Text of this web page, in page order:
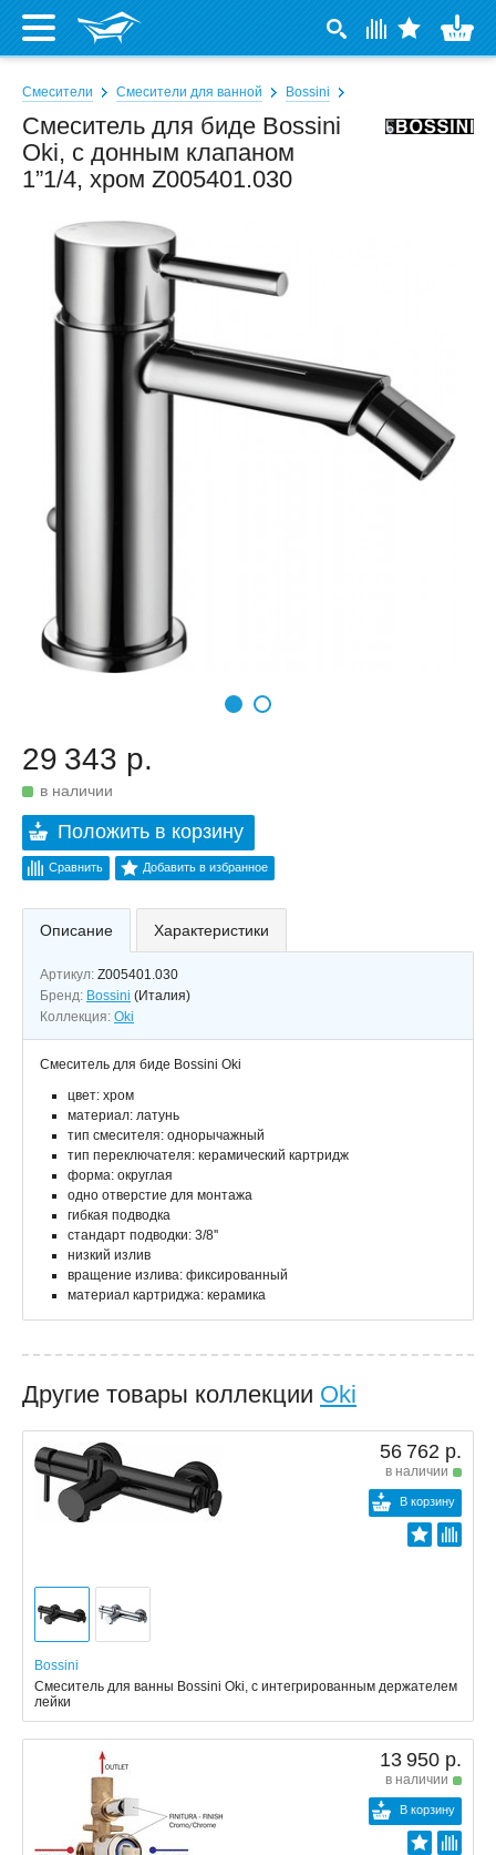
Смесители Смесители для ванной Bossini
Смеситель для биде Bossini
Oki, с донным клапаном
1”1/4, хром Z005401.030
29 343 р.
в наличии
Положить в корзину
Сравнить Добавить в избранное
Описание Характеристики
Артикул: Z005401.030
Бренд: Bossini (Италия)
Коллекция: Oki
Смеситель для биде Bossini Oki
цвет: хром
материал: латунь
тип смесителя: однорычажный
тип переключателя: керамический картридж
форма: округлая
одно отверстие для монтажа
гибкая подводка
стандарт подводки: 3/8''
низкий излив
вращение излива: фиксированный
материал картриджа: керамика
Другие товары коллекции Oki
56 762 р.
в наличии
В корзину
Bossini
Смеситель для ванны Bossini Oki, с интегрированным держателем
лейки
13 950 р.
в наличии
В корзину